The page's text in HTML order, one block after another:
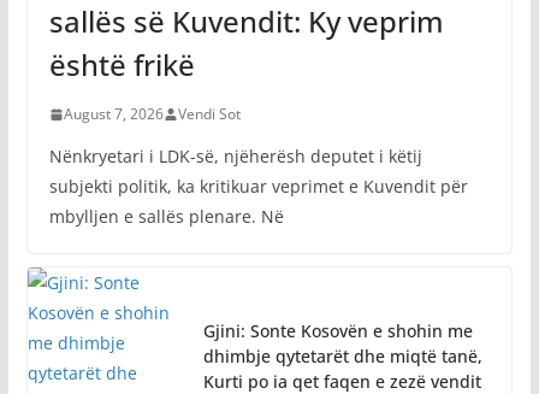
sallës së Kuvendit: Ky veprim
është frikë
August 7, 2026 Vendi Sot
Nënkryetari i LDK-së, njëherësh deputet i këtij
subjekti politik, ka kritikuar veprimet e Kuvendit për
mbylljen e sallës plenare. Në
Gjini: Sonte Kosovën e shohin me
dhimbje qytetarët dhe miqtë tanë,
Kurti po ia qet faqen e zezë vendit